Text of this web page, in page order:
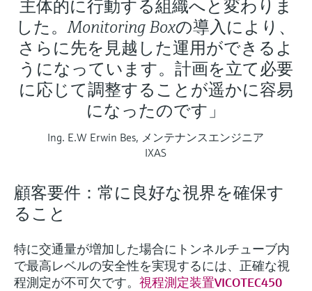
主体的に行動する組織へと変わりま
した。Monitoring Boxの導入により、
さらに先を見越した運用ができるよ
うになっています。計画を立て必要
に応じて調整することが遥かに容易
になったのです」
Ing. E.W Erwin Bes, メンテナンスエンジニア
IXAS
顧客要件：常に良好な視界を確保す
ること
特に交通量が増加した場合にトンネルチューブ内
で最高レベルの安全性を実現するには、正確な視
程測定が不可欠です。 視程測定装置VICOTEC450